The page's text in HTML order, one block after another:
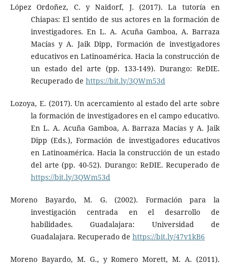
López Ordoñez, C. y Naidorf, J. (2017). La tutoría en
Chiapas: El sentido de sus actores en la formación de
investigadores. En L. A. Acuña Gamboa, A. Barraza
Macías y A. Jaik Dipp, Formación de investigadores
educativos en Latinoamérica. Hacia la construcción de
un estado del arte (pp. 133-149). Durango: ReDIE.
Recuperado de https://bit.ly/3QWm53d
Lozoya, E. (2017). Un acercamiento al estado del arte sobre
la formación de investigadores en el campo educativo.
En L. A. Acuña Gamboa, A. Barraza Macías y A. Jaik
Dipp (Eds.), Formación de investigadores educativos
en Latinoamérica. Hacia la construcción de un estado
del arte (pp. 40-52). Durango: ReDIE. Recuperado de
https://bit.ly/3QWm53d
Moreno Bayardo, M. G. (2002). Formación para la
investigación centrada en el desarrollo de
habilidades. Guadalajara: Universidad de
Guadalajara. Recuperado de https://bit.ly/47v1kB6
Moreno Bayardo, M. G., y Romero Morett, M. A. (2011).